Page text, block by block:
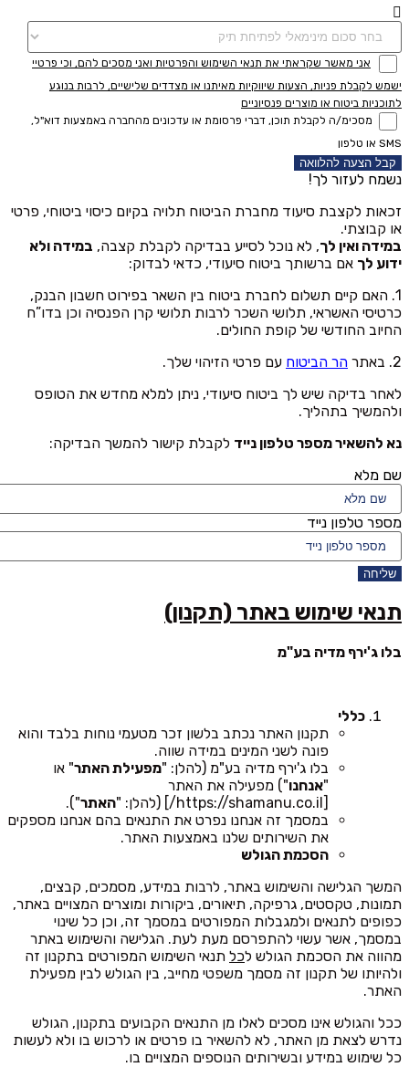
אני מאשר שקראתי את תנאי השימוש והפרטיות ואני מסכים להם, וכי פרטיי
ישמש לקבלת פניות, הצעות שיווקיות מאיתנו או מצדדים שלישיים, לרבות בנוגע
לתוכניות ביטוח או מוצרים פנסיוניים
מסכימ/ה לקבלת תוכן, דברי פרסומת או עדכונים מהחברה באמצעות דוא"ל,
SMS או טלפון
קבל הצעה להלוואה
נשמח לעזור לך!
זכאות לקצבת סיעוד מחברת הביטוח תלויה בקיום כיסוי ביטוחי, פרטי
או קבוצתי.
במידה ואין לך, לא נוכל לסייע בבדיקה לקבלת קצבה, במידה ולא
ידוע לך אם ברשותך ביטוח סיעודי, כדאי לבדוק:
1. האם קיים תשלום לחברת ביטוח בין השאר בפירוט חשבון הבנק,
כרטיסי האשראי, תלושי השכר לרבות תלושי קרן הפנסיה וכן בדו”ח
החיוב החודשי של קופת החולים.
2. באתר
הר הביטוח עם פרטי הזיהוי שלך.
לאחר בדיקה שיש לך ביטוח סיעודי, ניתן למלא מחדש את הטופס
ולהמשיך בתהליך.
נא להשאיר מספר טלפון נייד לקבלת קישור להמשך הבדיקה:
שם מלא
מספר טלפון נייד
שליחה
תנאי שימוש באתר (תקנון)
בלו ג'ירף מדיה בע"מ
כללי
תקנון האתר נכתב בלשון זכר מטעמי נוחות בלבד והוא
פונה לשני המינים במידה שווה.
בלו ג'ירף מדיה בע"מ (להלן: "מפעילת האתר" או
"אנחנו") מפעילה את האתר
[https://shamanu.co.il/] (להלן: "
האתר").
במסמך זה אנחנו נפרט את התנאים בהם אנחנו מספקים
את השירותים שלנו באמצעות האתר.
הסכמת הגולש
המשך הגלישה והשימוש באתר, לרבות במידע, מסמכים, קבצים,
תמונות, טקסטים, גרפיקה, תיאורים, ביקורות ומוצרים המצויים באתר,
כפופים לתנאים ולמגבלות המפורטים במסמך זה, וכן כל שינוי
במסמך, אשר עשוי להתפרסם מעת לעת. הגלישה והשימוש באתר
מהווה את הסכמת הגולש לכל תנאי השימוש המפורטים בתקנון זה
ולהיותו של תקנון זה מסמך משפטי מחייב, בין הגולש לבין מפעילת
האתר.
ככל והגולש אינו מסכים לאלו מן התנאים הקבועים בתקנון, הגולש
נדרש לצאת מן האתר, לא להשאיר בו פרטים או לרכוש בו ולא לעשות
כל שימוש במידע ובשירותים הנוספים המצויים בו.